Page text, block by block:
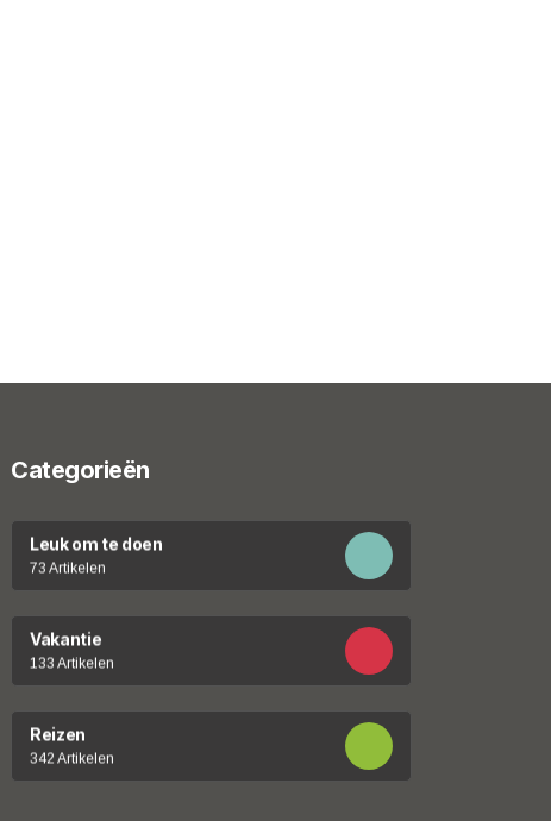
Categorieën
Leuk om te doen
73 Artikelen
Vakantie
133 Artikelen
Reizen
342 Artikelen